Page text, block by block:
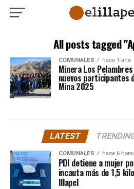
All posts tagged
COMUNALES hace 1 año
Minera Los
nuevos participantes
Mina 2025
LATEST
COMUNALES hace 6
PDI detiene a mujer
incauta más de 1,5
Illapel